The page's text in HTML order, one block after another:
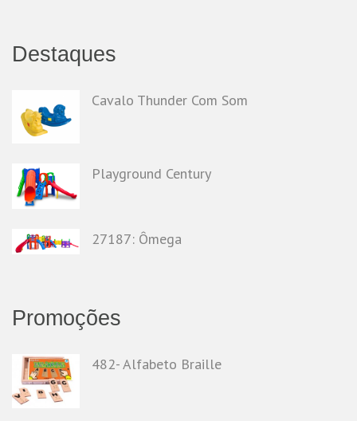
Destaques
Cavalo Thunder Com Som
Playground Century
27187: Ômega
Promoções
482- Alfabeto Braille